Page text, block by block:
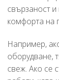
свързаност
комфорта на
Например,
оборудване,
свеж. Ако се